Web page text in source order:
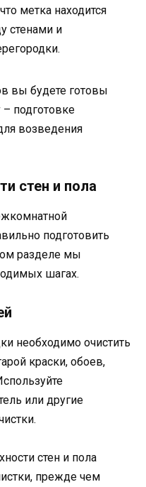
метка находится
стенами и
вы будете готовы
подготовке
возведения
стен и пола
подготовить
разделе мы
шагах.
необходимо очистить
краски, обоев,
или другие
стен и пола
прежде чем